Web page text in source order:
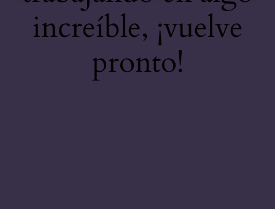
increíble, ¡vuelve
pronto!